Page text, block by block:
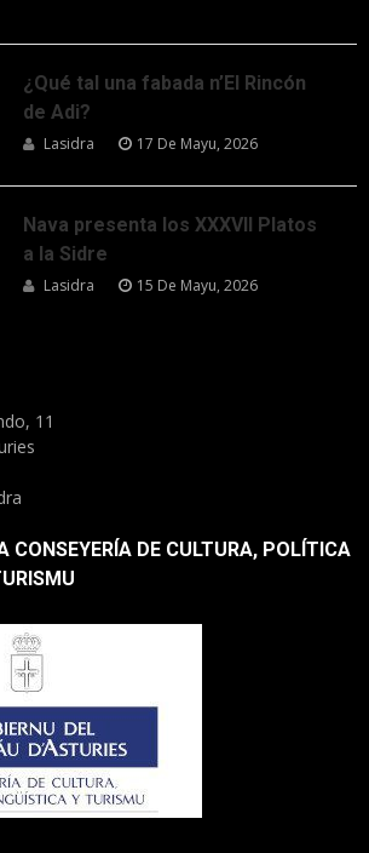
¿Qué tal una fabada n’El Rincón
de Adi?
Lasidra 17 De Mayu, 2026
Nava presenta los XXXVII Platos
a la Sidre
Lasidra 15 De Mayu, 2026
11
CONSEYERÍA DE CULTURA, POLÍTICA